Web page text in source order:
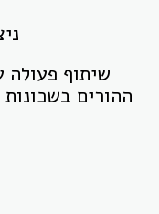
שיתוף פעולה
ההורים